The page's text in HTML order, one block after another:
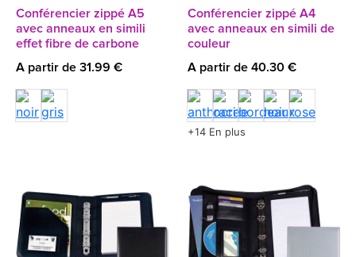
Conférencier zippé A5
avec anneaux en simili
effet fibre de carbone
A partir de 31.99 €
Conférencier zippé A4
avec anneaux en simili de
couleur
A partir de 40.30 €
+14 En plus